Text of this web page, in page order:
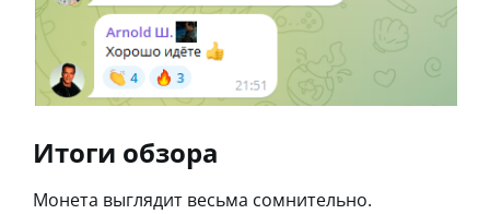
Итоги обзора
Монета выглядит весьма сомнительно.